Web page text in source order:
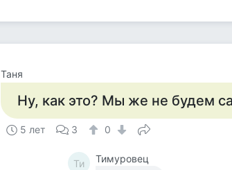
Таня
Ну, как это? Мы же не будем
5 лет 3 0
Ти Тимуровец